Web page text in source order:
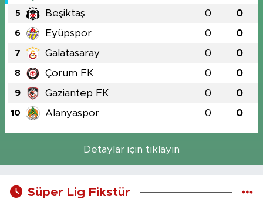
5 Beşiktaş 0 0
6 Eyüpspor 0 0
7 Galatasaray 0 0
8 Çorum FK 0 0
9 Gaziantep FK 0 0
10 Alanyaspor 0 0
Detaylar için tıklayın
Süper Lig Fikstür